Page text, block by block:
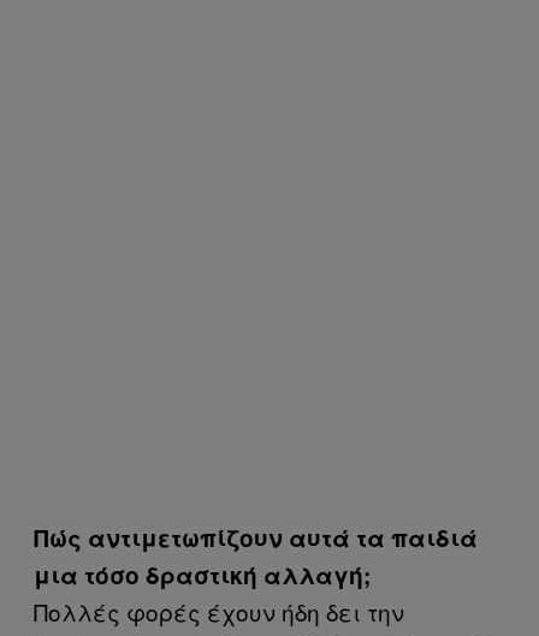
Πώς αντιμετωπίζουν αυτά τα παιδιά
μια τόσο δραστική αλλαγή;
Πολλές φορές έχουν ήδη δει την